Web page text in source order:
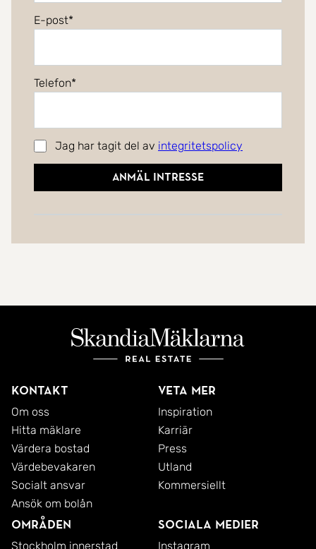
E-post
Telefon
Jag har tagit del av integritetspolicy
Anmäl intresse
Kontakt
Om oss
Hitta mäklare
Värdera bostad
Värdebevakaren
Socialt ansvar
Ansök om bolån
Veta mer
Inspiration
Karriär
Press
Utland
Kommersiellt
Områden
Stockholm innerstad
Sociala medier
Instagram